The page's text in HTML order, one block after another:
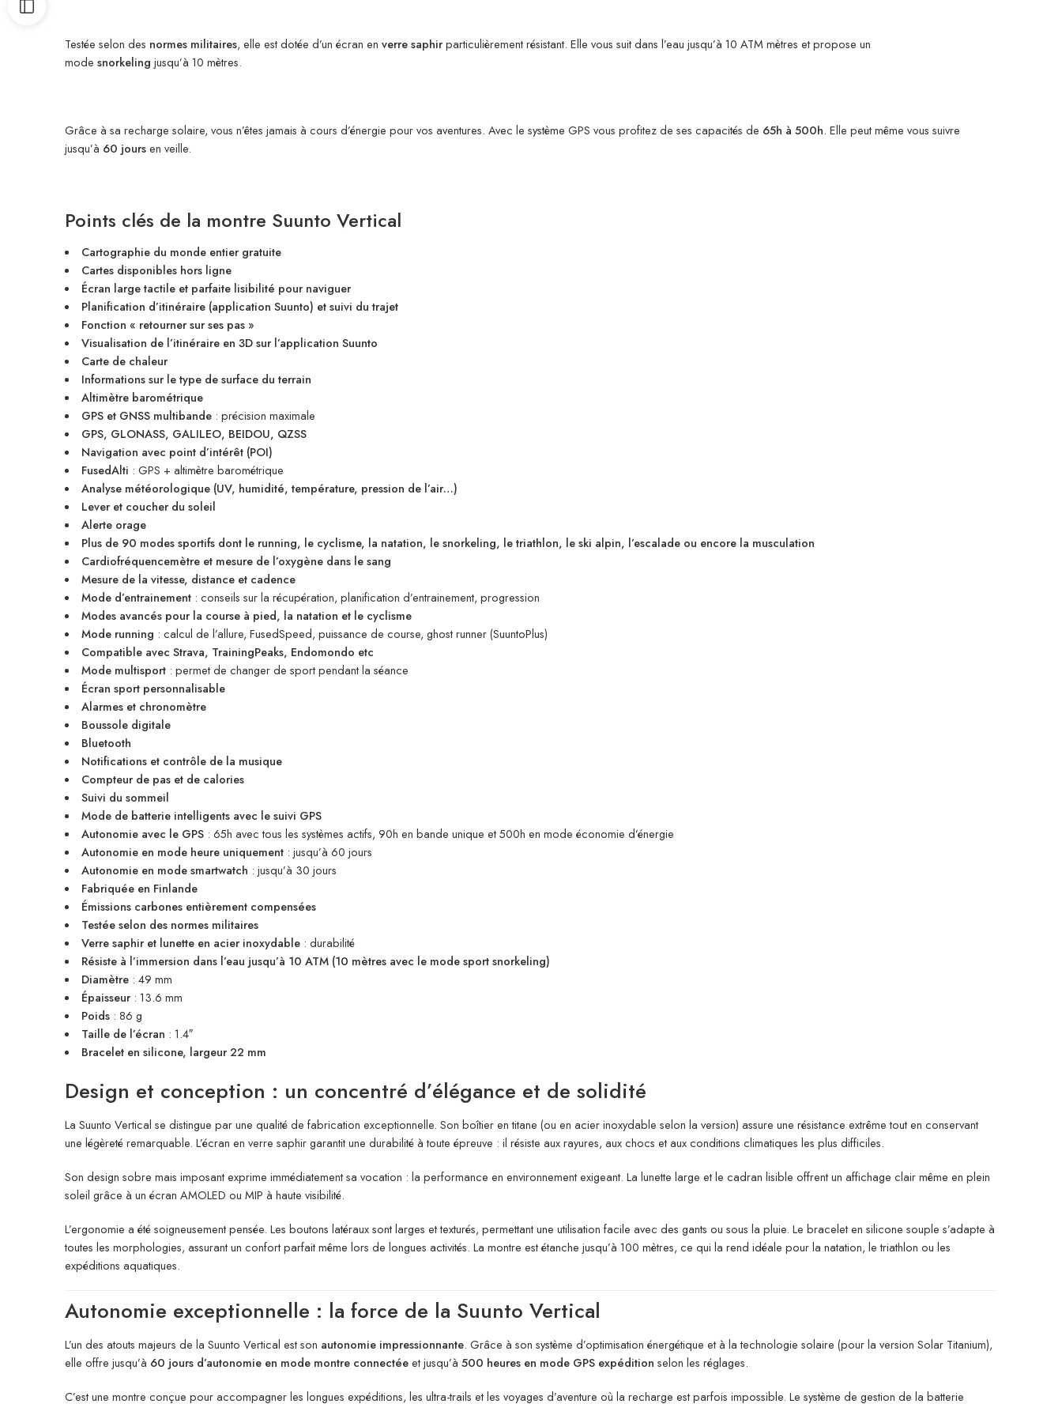
Testée selon des normes militaires, elle est dotée d’un écran en verre saphirparticulièrement résistant. Elle vous suit dans l’eau jusqu’à 10 ATM mètres et propose un
mode snorkeling jusqu’à 10 mètres.
Grâce à sa recharge solaire, vous n’êtes jamais à cours d’énergie pour vos aventures. Avec le système GPS vous profitez de ses capacités de 65h à 500h. Elle peut même vous suivre
jusqu’à 60 joursen veille.
Points clés de la montre Suunto Vertical
Cartographie du monde entier gratuite
Cartes disponibles hors ligne
Écran large tactile et parfaite lisibilité pour naviguer
Planification d’itinéraire (application Suunto) et suivi du trajet
Fonction « retourner sur ses pas »
Visualisation de l’itinéraire en 3D sur l’application Suunto
Carte de chaleur
Informations sur le type de surface du terrain
Altimètre barométrique
GPS et GNSS multibande : précision maximale
GPS, GLONASS, GALILEO, BEIDOU, QZSS
Navigation avec point d’intérêt (POI)
FusedAlti : GPS + altimètre barométrique
Analyse météorologique (UV, humidité, température, pression de l’air…)
Lever et coucher du soleil
Alerte orage
Plus de 90 modes sportifs dont le running, le cyclisme, la natation, le snorkeling, le triathlon, le ski alpin, l’escalade ou encore la musculation
Cardiofréquencemètre et mesure de l’oxygène dans le sang
Mesure de la vitesse, distance et cadence
Mode d’entrainement: conseils sur la récupération, planification d’entrainement, progression
Modes avancés pour la course à pied, la natation et le cyclisme
Mode running : calcul de l’allure, FusedSpeed, puissance de course, ghost runner (SuuntoPlus)
Compatible avec Strava, TrainingPeaks, Endomondo etc
Mode multisport: permet de changer de sport pendant la séance
Écran sport personnalisable
Alarmes et chronomètre
Boussole digitale
Bluetooth
Notifications et contrôle de la musique
Compteur de pas et de calories
Suivi du sommeil
Mode de batterie intelligents avec le suivi GPS
Autonomie avec le GPS: 65h avec tous les systèmes actifs, 90h en bande unique et 500h en mode économie d’énergie
Autonomie en mode heure uniquement: jusqu’à 60 jours
Autonomie en mode smartwatch : jusqu’à 30 jours
Fabriquée en Finlande
Émissions carbones entièrement compensées
Testée selon des normes militaires
Verre saphir et lunette en acier inoxydable: durabilité
Résiste à l’immersion dans l’eau jusqu’à 10 ATM (10 mètres avec le mode sport snorkeling)
Diamètre: 49 mm
Épaisseur: 13.6 mm
Poids: 86 g
Taille de l’écran : 1.4″
Bracelet en silicone, largeur 22 mm
Design et conception : un concentré d’élégance et de solidité
La Suunto Vertical se distingue par une qualité de fabrication exceptionnelle. Son boîtier en titane (ou en acier inoxydable selon la version) assure une résistance extrême tout en conservant
une légèreté remarquable. L’écran en verre saphir garantit une durabilité à toute épreuve : il résiste aux rayures, aux chocs et aux conditions climatiques les plus difficiles.
Son design sobre mais imposant exprime immédiatement sa vocation : la performance en environnement exigeant. La lunette large et le cadran lisible offrent un affichage clair même en plein
soleil grâce à un écran AMOLED ou MIP à haute visibilité.
L’ergonomie a été soigneusement pensée. Les boutons latéraux sont larges et texturés, permettant une utilisation facile avec des gants ou sous la pluie. Le bracelet en silicone souple s’adapte à
toutes les morphologies, assurant un confort parfait même lors de longues activités. La montre est étanche jusqu’à 100 mètres, ce qui la rend idéale pour la natation, le triathlon ou les
expéditions aquatiques.
Autonomie exceptionnelle : la force de la Suunto Vertical
L’un des atouts majeurs de la Suunto Vertical est son autonomie impressionnante. Grâce à son système d’optimisation énergétique et à la technologie solaire (pour la version Solar Titanium),
elle offre jusqu’à 60 jours d’autonomie en mode montre connectéeet jusqu’à 500 heures en mode GPS expédition selon les réglages.
C’est une montre conçue pour accompagner les longues expéditions, les ultra-trails et les voyages d’aventure où la recharge est parfois impossible. Le système de gestion de la batterie